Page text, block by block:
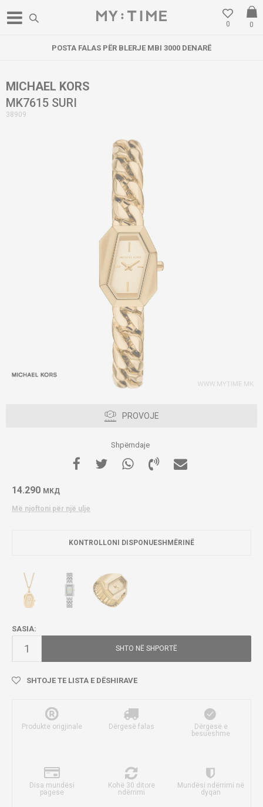
0
0
POSTA FALAS PËR BLERJE MBI 3000 DENARË
MICHAEL KORS
MK7615 SURI
38909
PROVOJE
Shpërndaje
14.290 МКД
Më njoftoni për një ulje
KONTROLLONI DISPONUESHMËRINË
SASIA:
SHTO NË SHPORTË
SHTOJE TE LISTA E DËSHIRAVE
Produkte origjinale Dërgesë falas
Dërgesë e
besueshme
Disa mundësi
pagese
Kohë 30 ditore
ndërrimi
Mundësi ndërrimi në
dyqan